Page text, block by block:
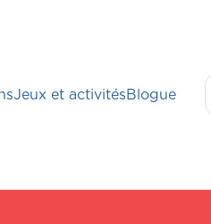
Jeux et activitésBlogue